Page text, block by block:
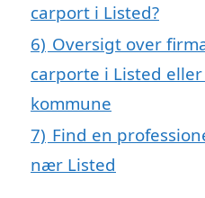
carport i Listed?
6) Oversigt over
carporte i Listed
kommune
7) Find en
nær Listed